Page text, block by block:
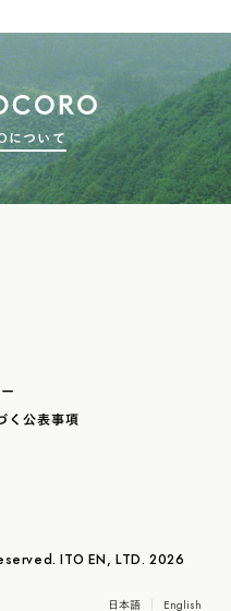
について
く公表事項
ITO EN, LTD. 2026
日本語 English